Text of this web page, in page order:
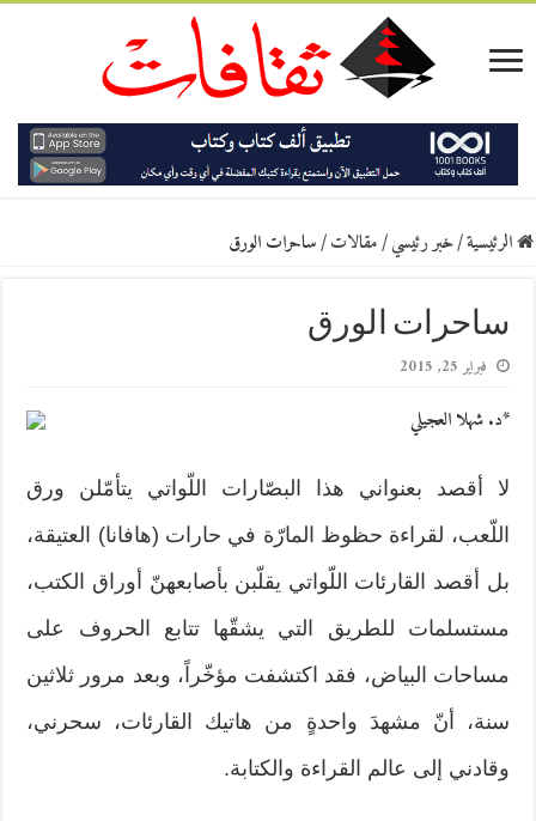
الرئيسية/خبر رئيسي/مقالات/ساحرات الورق
ساحرات الورق
فبراير 25, 2015
*د. شهلا العجيلي
لا أقصد بعنواني هذا البصّارات اللّواتي يتأمّلن ورق
اللّعب، لقراءة حظوظ المارّة في حارات (هافانا) العتيقة،
بل أقصد القارئات اللّواتي يقلّبن بأصابعهنّ أوراق الكتب،
مستسلمات للطريق التي يشقّها تتابع الحروف على
مساحات البياض، فقد اكتشفت مؤخّراً، وبعد مرور ثلاثين
سنة، أنّ مشهدَ واحدةٍ من هاتيك القارئات، سحرني،
وقادني إلى عالم القراءة والكتابة.